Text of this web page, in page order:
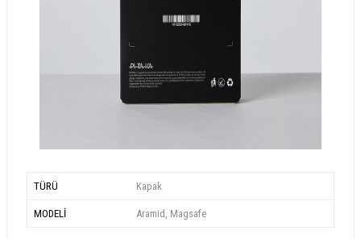
TÜRÜ Kapak
MODELİ Aramid, Magsafe